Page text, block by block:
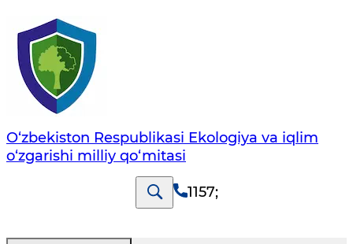
O‘zbekiston Respublikasi Ekologiya va iqlim
o‘zgarishi milliy qo‘mitasi
1157;